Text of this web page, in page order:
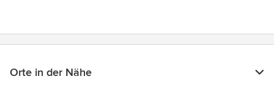
Orte in der Nähe